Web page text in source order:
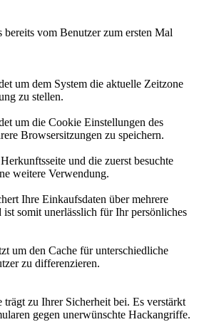
bereits vom Benutzer zum ersten Mal
um dem System die aktuelle Zeitzone
zu stellen.
um die Cookie Einstellungen des
Browsersitzungen zu speichern.
und die zuerst besuchte
weitere Verwendung.
Ihre Einkaufsdaten über mehrere
somit unerlässlich für Ihr persönliches
um den Cache für unterschiedliche
zu differenzieren.
zu Ihrer Sicherheit bei. Es verstärkt
gegen unerwünschte Hackangriffe.